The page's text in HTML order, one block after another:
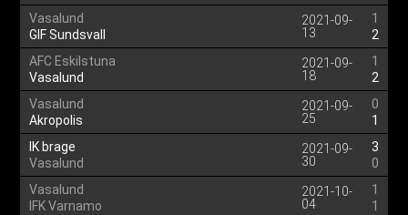
Vasalund
GIF Sundsvall
2021-09-
13
1
2
AFC Eskilstuna
Vasalund
2021-09-
18
1
2
Vasalund
Akropolis
2021-09-
25
0
1
IK brage
Vasalund
2021-09-
30
3
0
Vasalund
IFK Varnamo
2021-10-
04
1
1